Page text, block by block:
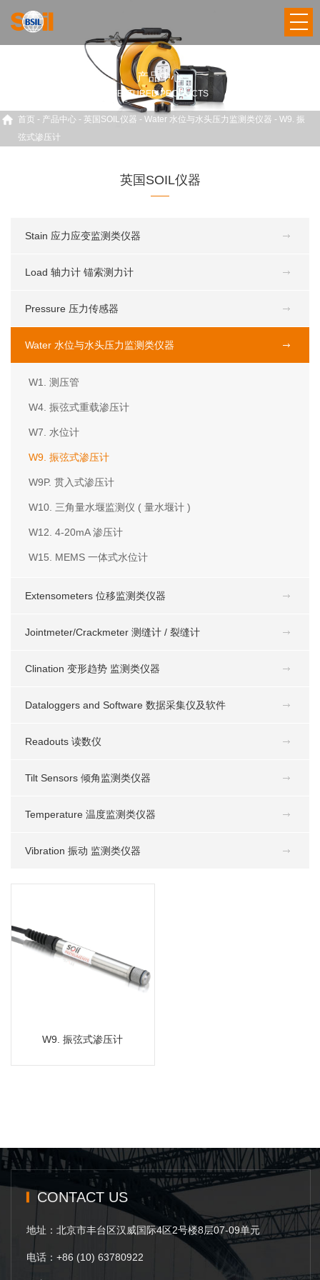
产品中心
FEATURED PRODUCTS
首页 - 产品中心 - 英国SOIL仪器 - Water 水位与水头压力监测类仪器 - W9. 振
弦式渗压计
英国SOIL仪器
Stain 应力应变监测类仪器
Load 轴力计 锚索测力计
Pressure 压力传感器
Water 水位与水头压力监测类仪器
W1. 测压管
W4. 振弦式重载渗压计
W7. 水位计
W9. 振弦式渗压计
W9P. 贯入式渗压计
W10. 三角量水堰监测仪 ( 量水堰计 )
W12. 4-20mA 渗压计
W15. MEMS 一体式水位计
Extensometers 位移监测类仪器
Jointmeter/Crackmeter 测缝计 / 裂缝计
Clination 变形趋势 监测类仪器
Dataloggers and Software 数据采集仪及软件
Readouts 读数仪
Tilt Sensors 倾角监测类仪器
Temperature 温度监测类仪器
Vibration 振动 监测类仪器
W9. 振弦式渗压计
W9. 振弦式渗压计
CONTACT US
地址：北京市丰台区汉威国际4区2号楼8层07-09单元
电话：+86 (10) 63780922